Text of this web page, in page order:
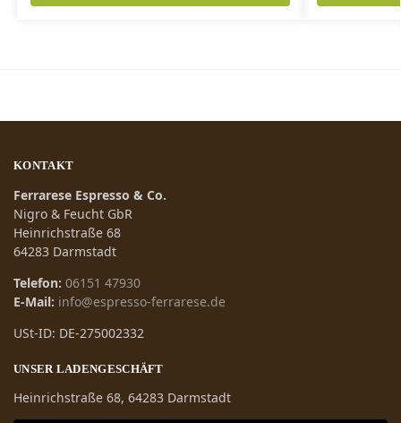
KONTAKT
Ferrarese Espresso & Co.
Nigro & Feucht GbR
Heinrichstraße 68
64283 Darmstadt
Telefon: 06151 47930
E-Mail: info@espresso-ferrarese.de
USt-ID: DE-275002332
UNSER LADENGESCHÄFT
Heinrichstraße 68, 64283 Darmstadt